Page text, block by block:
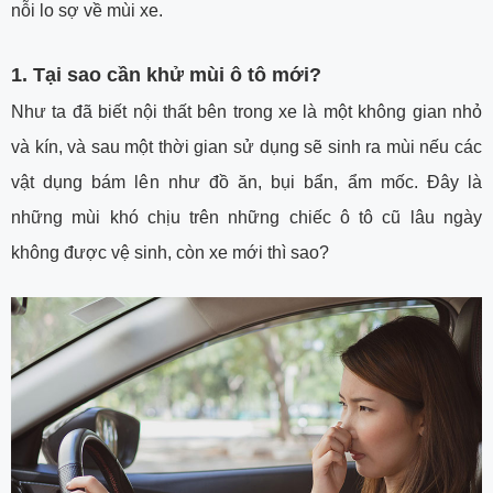
nỗi lo sợ về mùi xe.
1. Tại sao cần khử mùi ô tô mới?
Như ta đã biết nội thất bên trong xe là một không gian nhỏ
và kín, và sau một thời gian sử dụng sẽ sinh ra mùi nếu các
vật dụng bám lên như đồ ăn, bụi bẩn, ẩm mốc. Đây là
những mùi khó chịu trên những chiếc ô tô cũ lâu ngày
không được vệ sinh, còn xe mới thì sao?